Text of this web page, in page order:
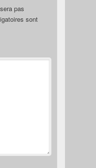
pas
sont